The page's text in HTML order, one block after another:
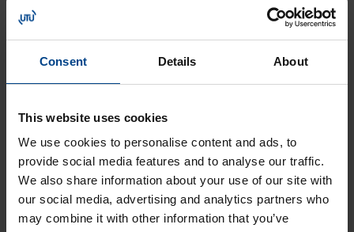
Consent Details About
This website uses cookies
We use cookies to personalise content and ads, to
provide social media features and to analyse our traffic.
We also share information about your use of our site with
our social media, advertising and analytics partners who
may combine it with other information that you’ve
Mitsubishi
Electriciltä
25.3.2024
Lukuaika: 3 min
Solcon-Igel
tuotteet jo lähes
30 vuotta
tuotevalikoimassamme